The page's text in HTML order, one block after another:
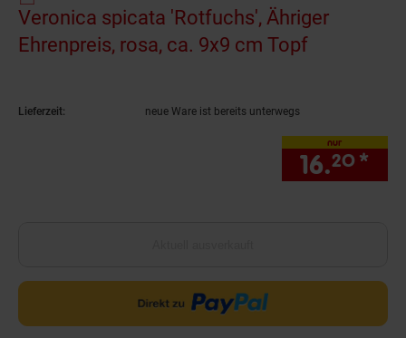
Veronica spicata 'Rotfuchs', Ähriger
Ehrenpreis, rosa, ca. 9x9 cm Topf
Lieferzeit: neue Ware ist bereits unterwegs
nur
16.20 *